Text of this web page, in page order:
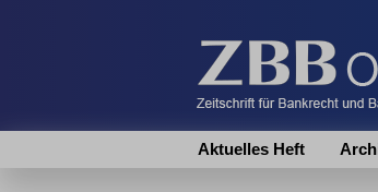
Aktuelles Heft